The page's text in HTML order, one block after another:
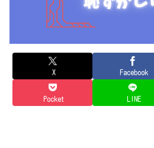
X Facebook
Pocket LINE